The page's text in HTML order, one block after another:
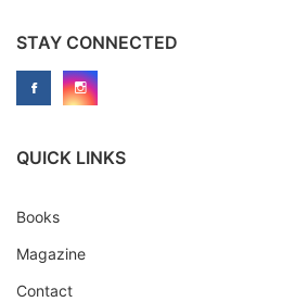
STAY CONNECTED
QUICK LINKS
Books
Magazine
Contact